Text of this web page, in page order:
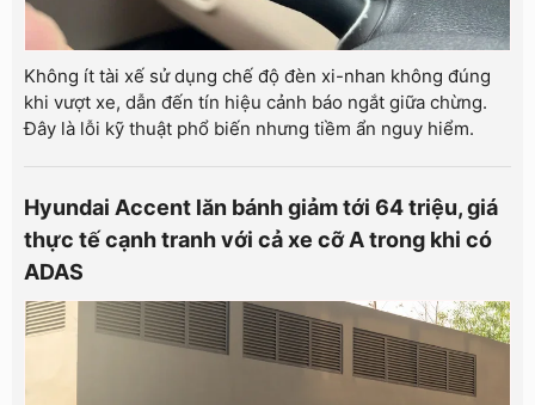
Không ít tài xế sử dụng chế độ đèn xi-nhan không đúng
khi vượt xe, dẫn đến tín hiệu cảnh báo ngắt giữa chừng.
Đây là lỗi kỹ thuật phổ biến nhưng tiềm ẩn nguy hiểm.
Hyundai Accent lăn bánh giảm tới 64 triệu, giá
thực tế cạnh tranh với cả xe cỡ A trong khi có
ADAS